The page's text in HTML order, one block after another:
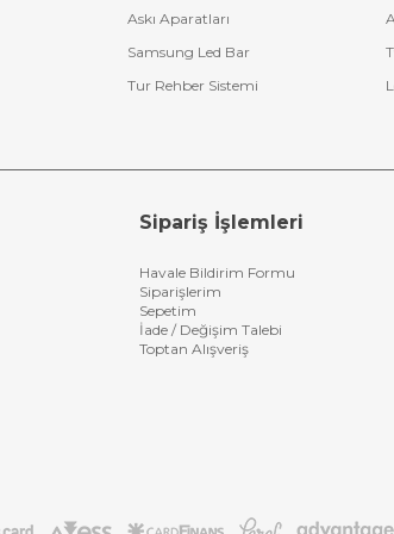
Askı Aparatları
Samsung Led Bar
Tur Rehber Sistemi
Sipariş İşlemleri
Havale Bildirim Formu
Siparişlerim
Sepetim
İade / Değişim Talebi
Toptan Alışveriş